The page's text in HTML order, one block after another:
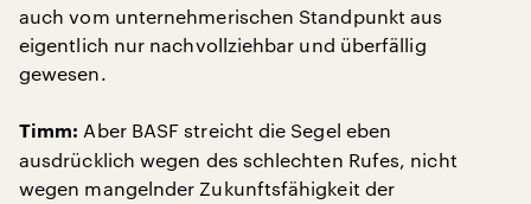
auch vom unternehmerischen Standpunkt aus
eigentlich nur nachvollziehbar und überfällig
gewesen.
Timm: Aber BASF streicht die Segel eben
ausdrücklich wegen des schlechten Rufes, nicht
wegen mangelnder Zukunftsfähigkeit der